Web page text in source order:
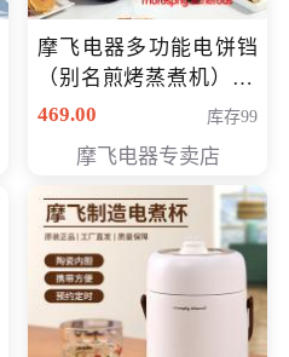
摩飞电器多功能电饼铛
（别名煎烤蒸煮机） 型
号MF-8888B 会员专享
469.00 库存99
摩飞电器专卖店